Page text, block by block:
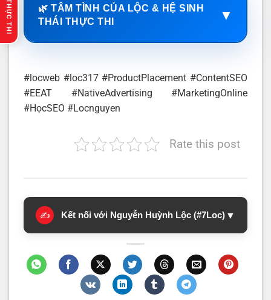
🌿 TÂM TÌNH CỦA LỘC & HỆ SINH
THÁI THỰC THI
▼
#locweb #loc317 #ProductPlacement #ContentSEO
#EEAT #NativeAdvertising #MarketingOnline
#HọcSEO #Locnguyen
Rate this post
✍️ Kết nối với Nguyễn Huỳnh Lộc (#7Loc) ▼